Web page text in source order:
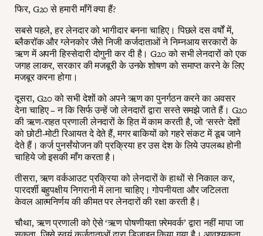
फिर, G20 से हमारी माँगें क्या हैं?
सबसे पहले, हर लेनदार को भागीदार बनना चाहिए। पिछले दस वर्षों में,
ब्लैकरॉक और ग्लेनकोर जैसे निजी कर्जदाताओं ने निम्नआय सरकारों के
ऋण में अपनी हिस्सेदारी दोगुनी कर दी है। G20 को सभी लेनदारों को एक
जगह लाकर, सरकार की मजबूरी के उनके शोषण को समाप्त करने के लिए
मजबूर करना होगा।
दूसरा, G20 को सभी देशों को अपने ऋण का पुनर्गठन करने का अवसर
देना चाहिए – न कि सिर्फ उन्हें जो लेनदारों द्वारा सस्ते समझे जाते हैं। G20
की ऋण-राहत प्रणाली लेनदारों के हित में काम करती है, जो 'सस्ते' देशों
को छोटी-मोटी रिआयत दे देते हैं, मगर बाकियों को गहरे संकट में डूब जाने
देते हैं। कर्ज पुनर्संयोजन की प्रक्रिया हर उस देश के लिये उपलब्ध होनी
चाहिये जो इसकी माँग करता है।
तीसरा, ऋण वर्कआउट प्रक्रिया को लेनदारों के हाथों से निकाल कर,
पारदर्शी बहुपक्षीय निगरानी में लाना चाहिए। गोपनीयता और जटिलता
केवल आत्मनिर्णय की कीमत पर लेनदारों की रक्षा करती है।
चौथा, ऋण प्रणाली को ऐसे ‘ऋण पोषणीयता फ़्रेमवर्क’ द्वारा नहीं मापा जा